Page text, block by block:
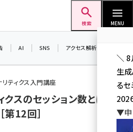
検索 MENU
AI SNS アクセス解析／データ分析
ティクス入門講座
スのセッション数とは？訪
第12回］
＼ 8
生
る
▼申